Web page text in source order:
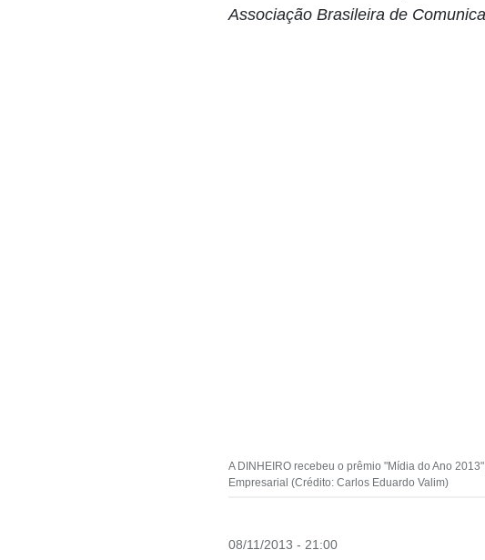
Associação Brasileira de
A DINHEIRO recebeu o prêmio "Mídia do Ano
Empresarial (Crédito: Carlos Eduardo Valim)
08/11/2013 - 21:00